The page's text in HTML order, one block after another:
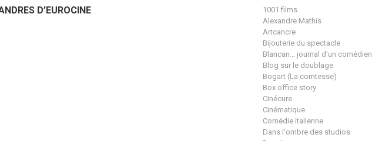
D’EUROCINE
1001 films
Alexandre Mathis
Artcancre
Bijouterie du spectacle
Blancan… journal d'un comédien
Blog sur le doublage
Bogart (La comtesse)
Box office story
Cinécure
Cinématique
Comédie italienne
Dans l'ombre des studios